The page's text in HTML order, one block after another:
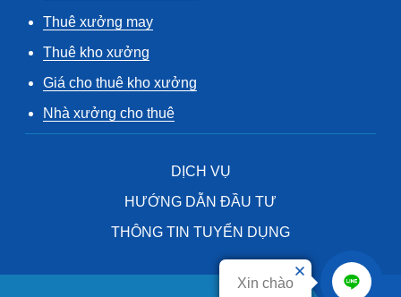
Xin chào
Thuê xưởng may
Thuê kho xưởng
Giá cho thuê kho xưởng
Nhà xưởng cho thuê
DỊCH VỤ
HƯỚNG DẪN ĐẦU TƯ
THÔNG TIN TUYỂN DỤNG